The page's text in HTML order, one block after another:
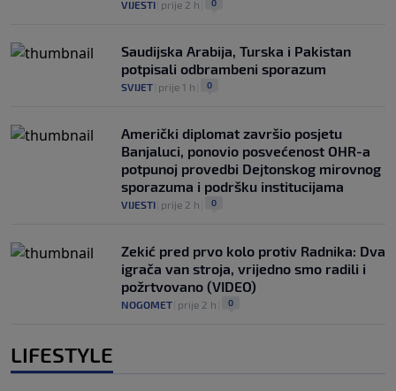
VIJESTI prije 2 h 0
Saudijska Arabija, Turska i Pakistan
potpisali odbrambeni sporazum
SVIJET prije 1 h 0
Američki diplomat završio posjetu
Banjaluci, ponovio posvećenost OHR-a
potpunoj provedbi Dejtonskog mirovnog
sporazuma i podršku institucijama
VIJESTI prije 2 h 0
Zekić pred prvo kolo protiv Radnika: Dva
igrača van stroja, vrijedno smo radili i
požrtvovano (VIDEO)
NOGOMET prije 2 h 0
LIFESTYLE